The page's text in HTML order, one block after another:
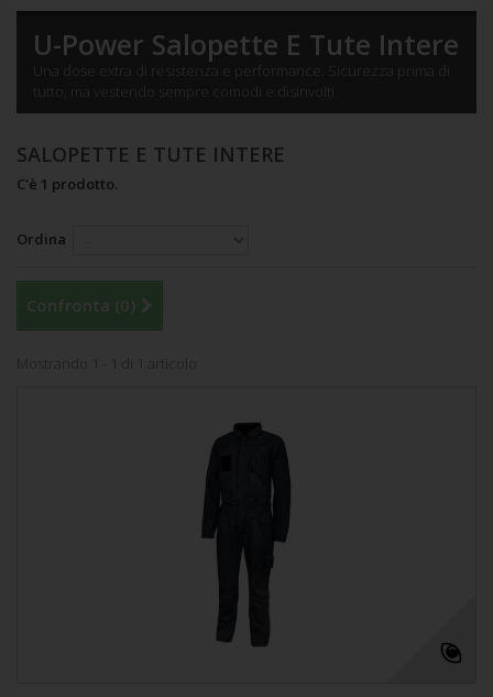
U-Power Salopette E Tute Intere
Una dose extra di resistenza e performance. Sicurezza prima di
tutto, ma vestendo sempre comodi e disinvolti.
SALOPETTE E TUTE INTERE
C'è 1 prodotto.
Ordina
Confronta (0)
Mostrando 1 - 1 di 1 articolo